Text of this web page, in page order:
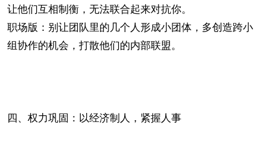
让他们互相制衡，无法联合起来对抗你。
职场版：别让团队里的几个人形成小团体，多创造跨小
组协作的机会，打散他们的内部联盟。
四、权力巩固：以经济制人，紧握人事